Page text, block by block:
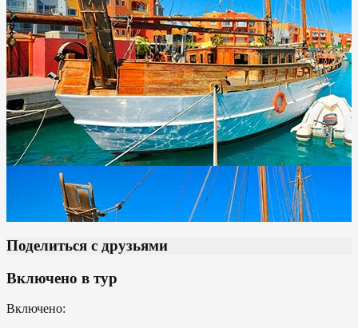
Поделиться с друзьями
Включено в тур
Включено: